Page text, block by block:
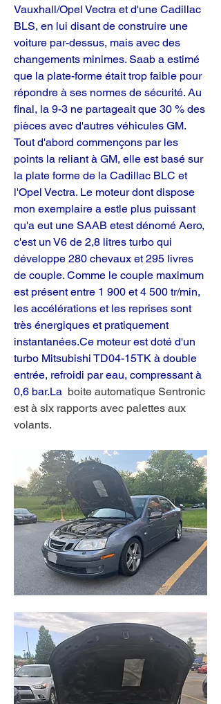
Vauxhall/Opel Vectra et d'une Cadillac
BLS, en lui disant de construire une
voiture par-dessus, mais avec des
changements minimes. Saab a estimé
que la plate-forme était trop faible pour
répondre à ses normes de sécurité. Au
final, la 9-3 ne partageait que 30 % des
pièces avec d'autres véhicules GM.
Tout d'abord commençons par les
points la reliant à GM, elle est basé sur
la plate forme de la Cadillac BLC et
l'Opel Vectra. Le moteur dont dispose
mon exemplaire a estle plus puissant
qu'a eut une SAAB etest dénomé Aero,
c'est un V6 de 2,8 litres turbo qui
développe 280 chevaux et 295 livres
de couple. Comme le couple maximum
est présent entre 1 900 et 4 500 tr/min,
les accélérations et les reprises sont
très énergiques et pratiquement
instantanées.Ce moteur est doté d'un
turbo Mitsubishi TD04-15TK à double
entrée, refroidi par eau, compressant à
0,6 bar.La boite automatique Sentronic
est à six rapports avec palettes aux
volants.